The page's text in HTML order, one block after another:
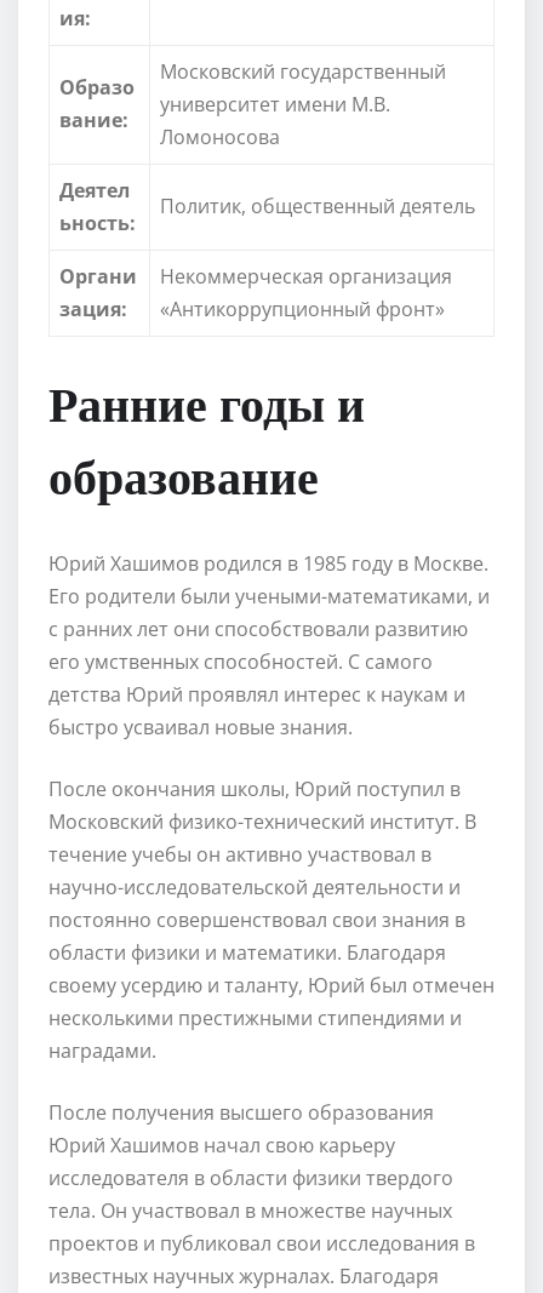
ия:
Образо
вание:
Московский государственный
университет имени М.В.
Ломоносова
Деятел
ьность:
Политик, общественный деятель
Органи
зация:
Некоммерческая организация
«Антикоррупционный фронт»
Ранние годы и
образование
Юрий Хашимов родился в 1985 году в Москве.
Его родители были учеными-математиками, и
с ранних лет они способствовали развитию
его умственных способностей. С самого
детства Юрий проявлял интерес к наукам и
быстро усваивал новые знания.
После окончания школы, Юрий поступил в
Московский физико-технический институт. В
течение учебы он активно участвовал в
научно-исследовательской деятельности и
постоянно совершенствовал свои знания в
области физики и математики. Благодаря
своему усердию и таланту, Юрий был отмечен
несколькими престижными стипендиями и
наградами.
После получения высшего образования
Юрий Хашимов начал свою карьеру
исследователя в области физики твердого
тела. Он участвовал в множестве научных
проектов и публиковал свои исследования в
известных научных журналах. Благодаря